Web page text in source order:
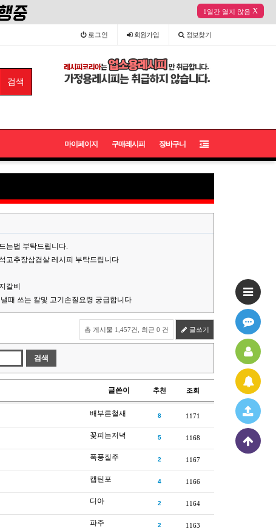
1일간 열지 않음 X
로그인 회원가입 정보찾기
마이페이지 구매레시피 장바구니
는법 부탁드립니다.
고추장삼겹살 레시피 부탁드립니다
갈비
때 쓰는 칼및 고기손질요령 궁급합니다
총 게시물 1,457건, 최근 0 건 글쓰기
글쓴이 추천 조회
배부른철새 8 1171
꽃피는저녁 5 1168
폭풍질주 2 1167
캡틴포 4 1166
디아 2 1164
파주 2 1163